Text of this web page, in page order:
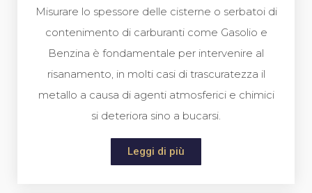
Misurare lo spessore delle cisterne o serbatoi di
contenimento di carburanti come Gasolio e
Benzina è fondamentale per intervenire al
risanamento, in molti casi di trascuratezza il
metallo a causa di agenti atmosferici e chimici
si deteriora sino a bucarsi.
Leggi di più